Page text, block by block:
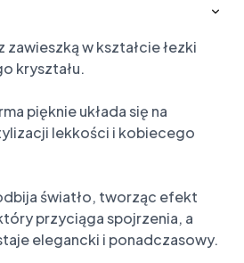
zawieszką w kształcie łezki
kryształu.
pięknie układa się na
lekkości i kobiecego
światło, tworząc efekt
przyciąga spojrzenia, a
elegancki i ponadczasowy.